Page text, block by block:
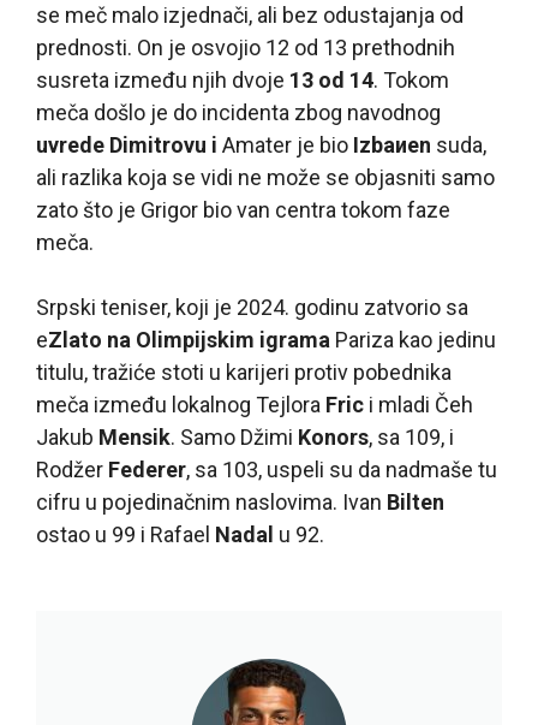
se meč malo izjednači, ali bez odustajanja od
prednosti. On je osvojio 12 od 13 prethodnih
susreta između njih dvoje 13 od 14. Tokom
meča došlo je do incidenta zbog navodnog
uvrede Dimitrovu i Amater je bio Izbaиen suda,
ali razlika koja se vidi ne može se objasniti samo
zato što je Grigor bio van centra tokom faze
meča.
Srpski teniser, koji je 2024. godinu zatvorio sa
eZlato na Olimpijskim igrama Pariza kao jedinu
titulu, tražiće stoti u karijeri protiv pobednika
meča između lokalnog Tejlora Fric i mladi Čeh
Jakub Mensik. Samo Džimi Konors, sa 109, i
Rodžer Federer, sa 103, uspeli su da nadmaše tu
cifru u pojedinačnim naslovima. Ivan Bilten
ostao u 99 i Rafael Nadal u 92.